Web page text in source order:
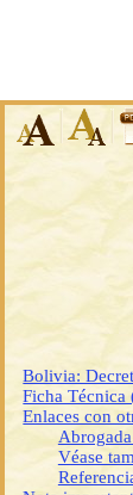
Bolivia:
Ficha
Enlaces con
Véase